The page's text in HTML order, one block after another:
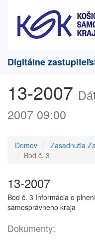
Digitálne
13-2007
2007 09:00
Domov Zasadnutia
Bod č. 3
13-2007
Bod č. 3 Informácia o
samosprávneho kraja
Dokumenty: